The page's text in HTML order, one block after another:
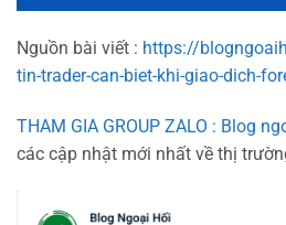
Nguồn bài viết : https://
tin-trader-can-biet-khi-giao-dich-
THAM GIA GROUP ZALO : Blog
các cập nhật mới nhất về thị